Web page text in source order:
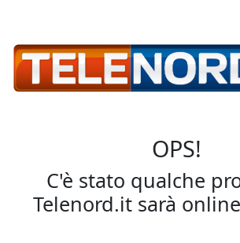
OPS!
C'è stato qualche
Telenord.it sarà